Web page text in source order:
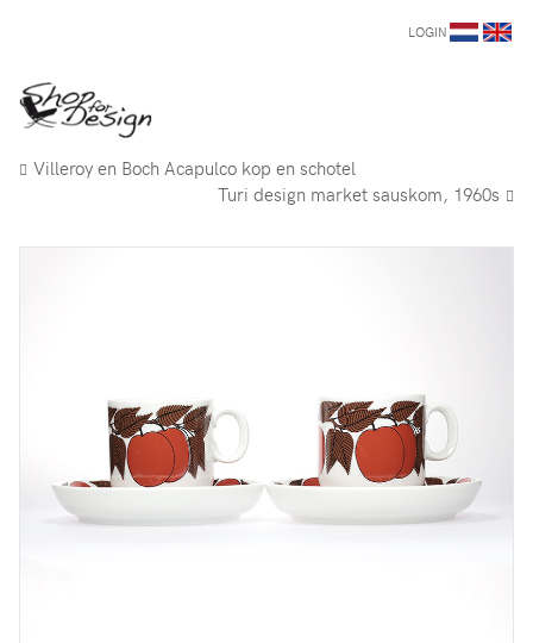
LOGIN
Villeroy en Boch Acapulco kop en schotel
Turi design market sauskom, 1960s